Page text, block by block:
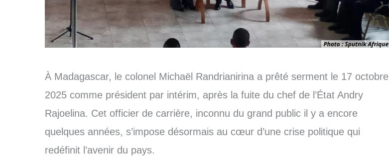
À Madagascar, le colonel Michaël Randrianirina a prêté serment le 17 octobre
2025 comme président par intérim, après la fuite du chef de l’État Andry
Rajoelina. Cet officier de carrière, inconnu du grand public il y a encore
quelques années, s’impose désormais au cœur d’une crise politique qui
redéfinit l’avenir du pays.